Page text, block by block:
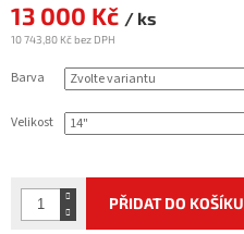
13 000 Kč / ks
10 743,80 Kč bez DPH
Měrná
cena:
Barva
Velikost
PŘIDAT DO KOŠÍKU